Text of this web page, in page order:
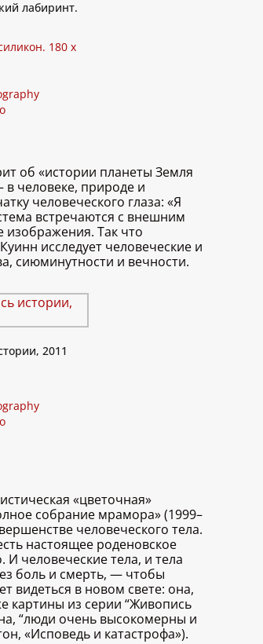
лабиринт.
180 x
об «истории планеты Земля
человеке, природе и
человеческого глаза: «Я
встречаются с внешним
изображения. Так что
исследует человеческие и
сиюминутности и вечности.
2011
«цветочная»
собрание мрамора» (1999–
человеческого тела.
настоящее роденовское
человеческие тела, и тела
боль и смерть, — чтобы
видеться в новом свете: она,
картины из серии “Живопись
“люди очень высокомерны и
«Исповедь и катастрофа»).